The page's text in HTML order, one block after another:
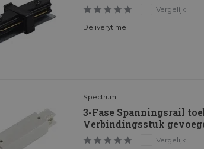
Vergelijk
Deliverytime
Spectrum
3-Fase Spanningsrail
Verbindingsstuk
Vergelijk